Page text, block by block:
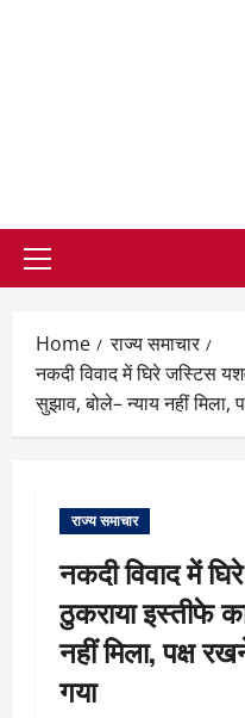
Primary
Home
राज्य समाचार
नकदी विवाद में घिरे जस्टिस
सुझाव, बोले– न्याय नहीं मिला,
राज्य समाचार
नकदी विवाद में
ठुकराया इस्तीफे
नहीं मिला, पक्ष
गया